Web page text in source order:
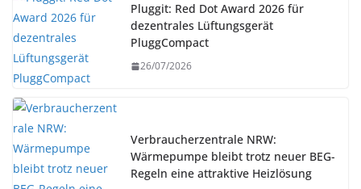
Pluggit: Red Dot Award 2026 für
dezentrales Lüftungsgerät
PluggCompact
26/07/2026
Verbraucherzentrale NRW:
Wärmepumpe bleibt trotz neuer BEG-
Regeln eine attraktive Heizlösung